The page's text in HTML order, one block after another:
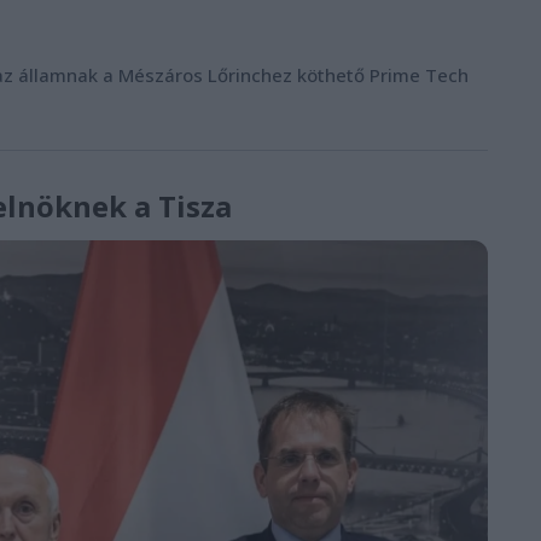
a Mészáros Lőrinchez köthető Prime Tech
a Tisza